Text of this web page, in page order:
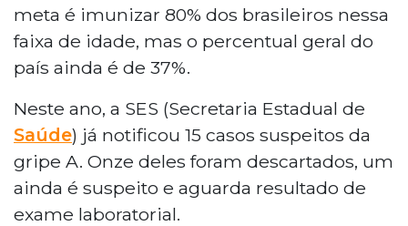
meta é imunizar 80% dos brasileiros nessa
faixa de idade, mas o percentual geral do
país ainda é de 37%.
Neste ano, a SES (Secretaria Estadual de
Saúde) já notificou 15 casos suspeitos da
gripe A. Onze deles foram descartados, um
ainda é suspeito e aguarda resultado de
exame laboratorial.